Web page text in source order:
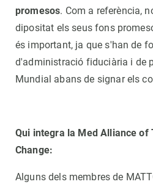
promesos. Com a referència,
dipositat els seus fons
és important, ja que s'han de
d'administració fiduciària i de
Mundial abans de signar els
Qui integra la Med Alliance of
Change:
Alguns dels membres de